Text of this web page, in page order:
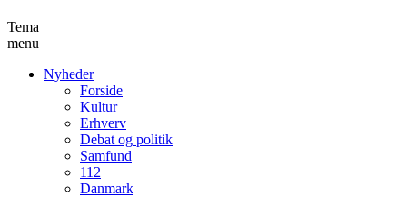
Tema
menu
Nyheder
Forside
Kultur
Erhverv
Debat og politik
Samfund
112
Danmark